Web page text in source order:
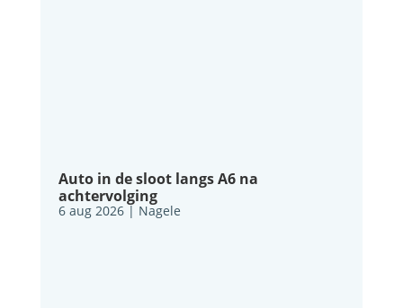
Auto in de sloot langs A6 na
achtervolging
6 aug 2026| Nagele